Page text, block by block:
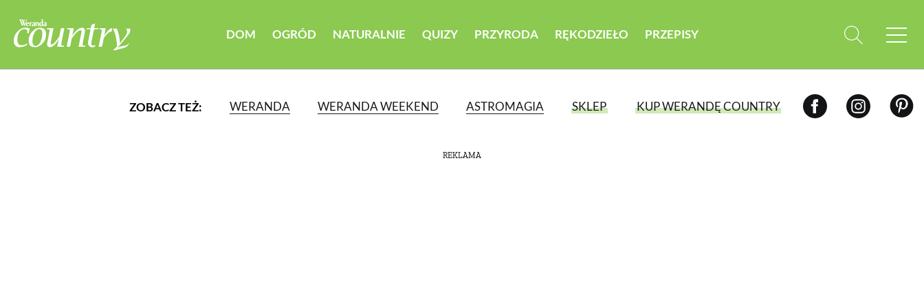
DOM OGRÓD NATURALNIE QUIZY PRZYRODA RĘKODZIEŁO PRZEPISY
ZOBACZ TEŻ: WERANDA WERANDA WEEKEND ASTROMAGIA SKLEP KUP WERANDĘ COUNTRY
REKLAMA